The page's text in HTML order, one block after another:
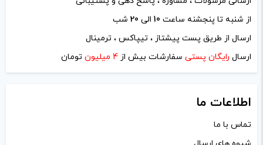
از شنبه تا پنجشنه ساعت 10 الی 20 شب
ارسال از طریق پست پیشتاز ، تیپاکس ، ترمینال
ارسال رایگان پستی سفارشات بیش از 4 میلیون تومان
اطلاعات ما
تماس با ما